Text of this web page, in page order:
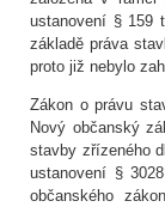
ustanovení § 159
základě práva
proto již nebylo
Zákon o právu
Nový občanský
stavby zřízeného
ustanovení §
občanského